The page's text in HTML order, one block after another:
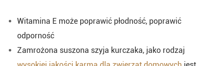
Witamina E może poprawić płodność, poprawić
odporność
Zamrożona suszona szyja kurczaka, jako rodzaj